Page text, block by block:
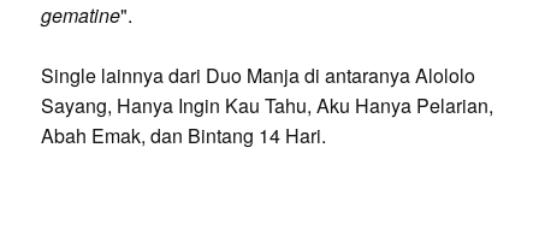
gematine".
Single lainnya dari Duo Manja di antaranya Alololo
Sayang, Hanya Ingin Kau Tahu, Aku Hanya Pelarian,
Abah Emak, dan Bintang 14 Hari.